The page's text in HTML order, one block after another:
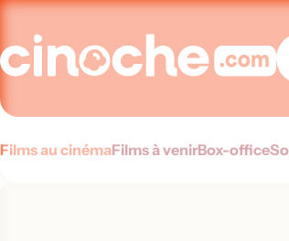
Films au cinémaFilms à venirBox-office